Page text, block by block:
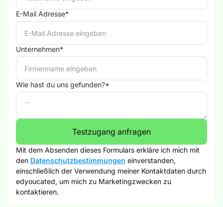
E-Mail Adresse*
Unternehmen*
Wie hast du uns gefunden?*
Mit dem Absenden dieses Formulars erkläre ich mich mit
den Datenschutzbestimmungen einverstanden,
einschließlich der Verwendung meiner Kontaktdaten durch
edyoucated, um mich zu Marketingzwecken zu
kontaktieren.